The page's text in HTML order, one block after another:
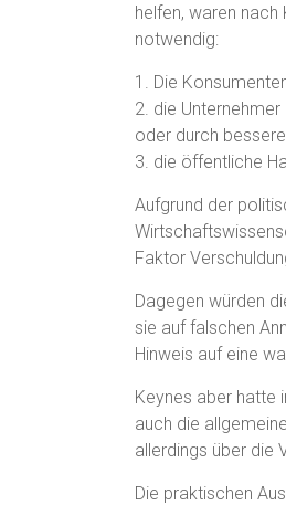
helfen, waren
notwendig:
1. Die
2. die
oder durch
3. die öffentliche
Aufgrund der
Faktor
Dagegen würden
sie auf falschen
Hinweis auf eine
Keynes aber hatte
auch die
allerdings über die
Die praktischen